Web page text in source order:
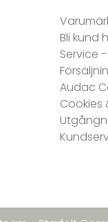
Bli kund
Service -
Audac
Cookies